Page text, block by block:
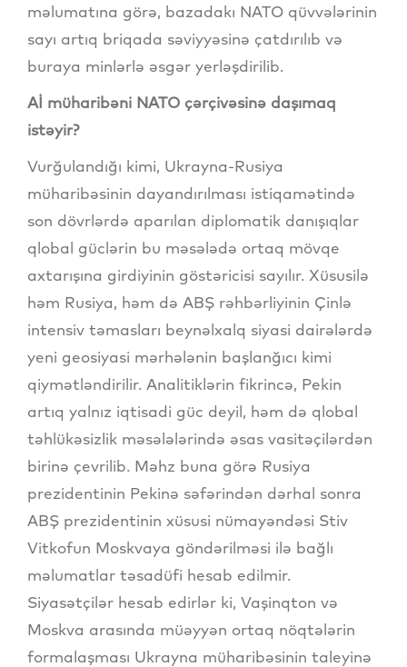
məlumatına görə, bazadakı NATO qüvvələrinin
sayı artıq briqada səviyyəsinə çatdırılıb və
buraya minlərlə əsgər yerləşdirilib.
Aİ müharibəni NATO çərçivəsinə daşımaq
istəyir?
Vurğulandığı kimi, Ukrayna-Rusiya
müharibəsinin dayandırılması istiqamətində
son dövrlərdə aparılan diplomatik danışıqlar
qlobal güclərin bu məsələdə ortaq mövqe
axtarışına girdiyinin göstəricisi sayılır. Xüsusilə
həm Rusiya, həm də ABŞ rəhbərliyinin Çinlə
intensiv təmasları beynəlxalq siyasi dairələrdə
yeni geosiyasi mərhələnin başlanğıcı kimi
qiymətləndirilir. Analitiklərin fikrincə, Pekin
artıq yalnız iqtisadi güc deyil, həm də qlobal
təhlükəsizlik məsələlərində əsas vasitəçilərdən
birinə çevrilib. Məhz buna görə Rusiya
prezidentinin Pekinə səfərindən dərhal sonra
ABŞ prezidentinin xüsusi nümayəndəsi Stiv
Vitkofun Moskvaya göndərilməsi ilə bağlı
məlumatlar təsadüfi hesab edilmir.
Siyasətçilər hesab edirlər ki, Vaşinqton və
Moskva arasında müəyyən ortaq nöqtələrin
formalaşması Ukrayna müharibəsinin taleyinə